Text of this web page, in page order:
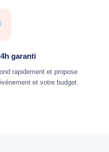
garanti
rapidement et propose
et votre budget.